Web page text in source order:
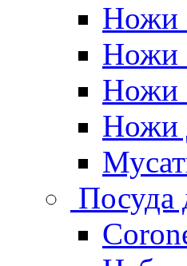
Ножи
Ножи
Ножи
Ножи
Посуда